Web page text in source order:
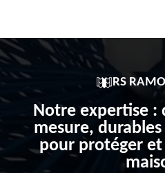
RS
Notre expertise :
mesure,
pour protéger